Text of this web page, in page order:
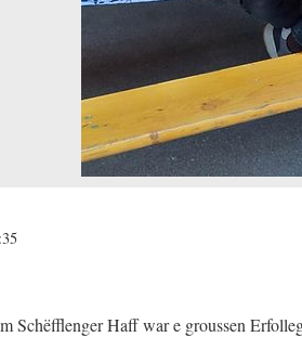
Schëfflenger Haff war e groussen